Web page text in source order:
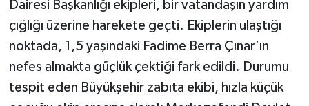
Dairesi Başkanlığı ekipleri, bir vatandaşın yardım
çığlığı üzerine harekete geçti. Ekiplerin ulaştığı
noktada, 1,5 yaşındaki Fadime Berra Çınar’ın
nefes almakta güçlük çektiği fark edildi. Durumu
tespit eden Büyükşehir zabıta ekibi, hızla küçük